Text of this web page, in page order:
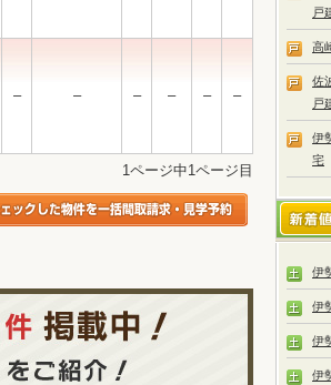
– – – – – –
1ページ中1ページ目
戸
高
佐
戸
伊
宅
伊
伊
伊
伊